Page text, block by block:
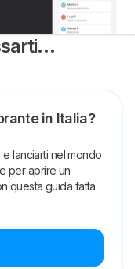
in Italia?
lanciarti nel mondo
per aprire un
questa guida fatta